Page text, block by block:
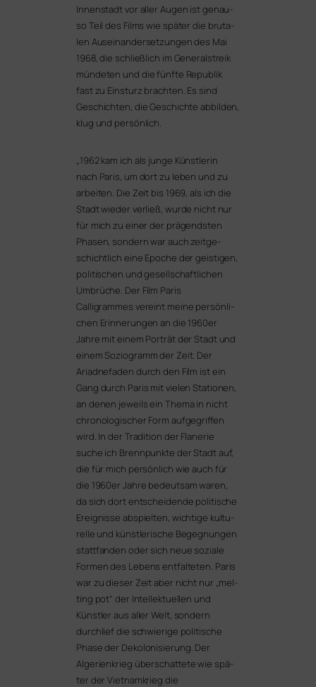
Innenstadt vor aller Augen ist genau­
so Teil des Films wie spä­ter die bru­ta­
len Auseinandersetzungen des Mai
1968, die schließ­lich im Generalstreik
mün­de­ten und die fünf­te Republik
fast zu Einsturz brach­ten. Es sind
Geschichten, die Geschichte abbil­den,
klug und per­sön­lich.
„1962 kam ich als jun­ge Künstlerin
nach Paris, um dort zu leben und zu
arbei­ten. Die Zeit bis 1969, als ich die
Stadt wie­der ver­ließ, wur­de nicht nur
für mich zu einer der prä­gends­ten
Phasen, son­dern war auch zeit­ge­
schicht­lich eine Epoche der geis­ti­gen,
poli­ti­schen und gesell­schaft­li­chen
Umbrüche. Der Film Paris
Calligrammes ver­eint mei­ne per­sön­li­
chen Erinnerungen an die 1960er
Jahre mit einem Porträt der Stadt und
einem Soziogramm der Zeit. Der
Ariadnefaden durch den Film ist ein
Gang durch Paris mit vie­len Stationen,
an denen jeweils ein Thema in nicht
chro­no­lo­gi­scher Form auf­ge­grif­fen
wird. In der Tradition der Flanerie
suche ich Brennpunkte der Stadt auf,
die für mich per­sön­lich wie auch für
die 1960er Jahre bedeut­sam waren,
da sich dort ent­schei­den­de poli­ti­sche
Ereignisse abspiel­ten, wich­ti­ge kul­tu­
rel­le und künst­le­ri­sche Begegnungen
statt­fan­den oder sich neue sozia­le
Formen des Lebens ent­fal­te­ten. Paris
war zu die­ser Zeit aber nicht nur „mel­
ting pot“ der Intellektuellen und
Künstler aus aller Welt, son­dern
durch­lief die schwie­ri­ge poli­ti­sche
Phase der Dekolonisierung. Der
Algerienkrieg über­schat­te­te wie spä­
ter der Vietnamkrieg die